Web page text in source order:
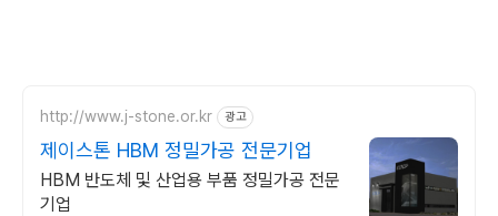
http://www.j-stone.or.kr 광고
제이스톤 HBM 정밀가공 전문기업
HBM 반도체 및 산업용 부품 정밀가공 전문
기업